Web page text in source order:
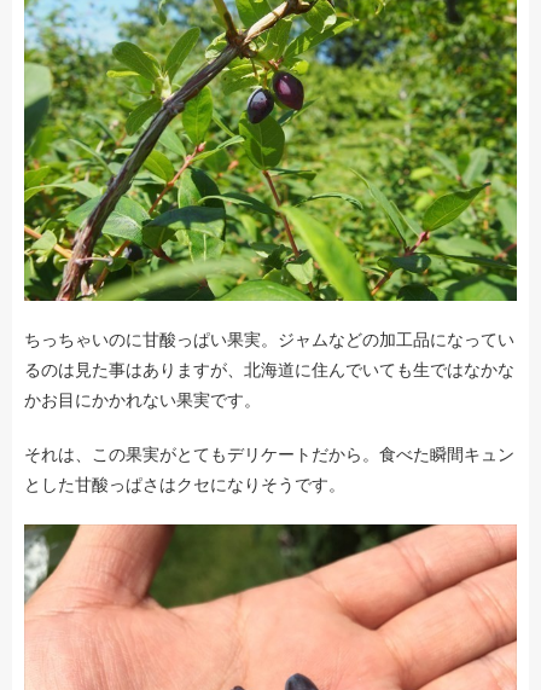
ちっちゃいのに甘酸っぱい果実。ジャムなどの加工品になってい
るのは見た事はありますが、北海道に住んでいても生ではなかな
かお目にかかれない果実です。
それは、この果実がとてもデリケートだから。食べた瞬間キュン
とした甘酸っぱさはクセになりそうです。